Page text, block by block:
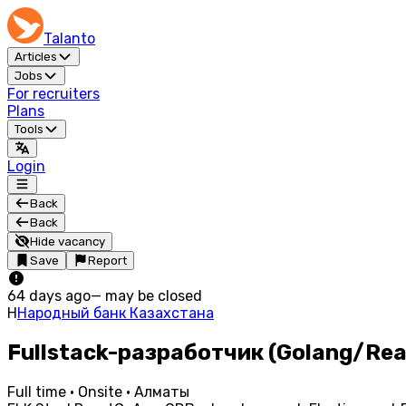
Talanto
Articles
Jobs
For recruiters
Plans
Tools
Login
Back
Back
Hide vacancy
Save
Report
64 days ago— may be closed
ННародный банк Казахстана
Fullstack-разработчик (Golang/
Full time · Onsite · Алматы